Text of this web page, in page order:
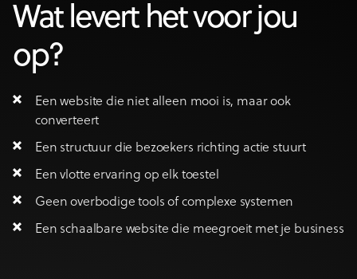
Wat levert het voor jou
op?
Een website die niet alleen mooi is, maar ook
converteert
Een structuur die bezoekers richting actie stuurt
Een vlotte ervaring op elk toestel
Geen overbodige tools of complexe systemen
Een schaalbare website die meegroeit met je business